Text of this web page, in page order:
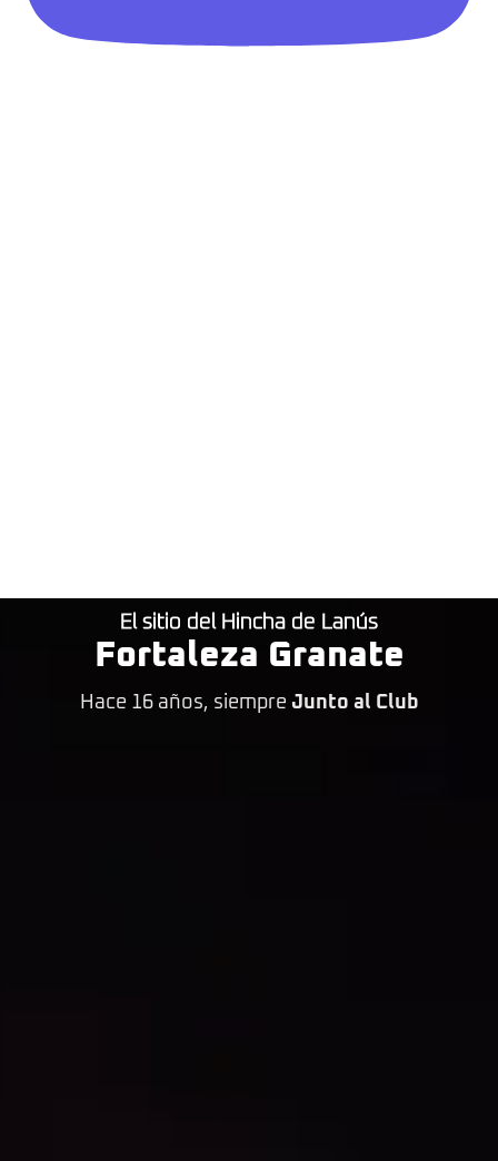
El sitio del Hincha de Lanús
Fortaleza Granate
Hace 16 años, siempre Junto al Club